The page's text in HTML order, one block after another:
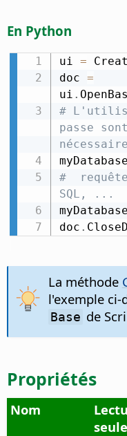
En Python
ui =
doc =
ui .
#
passe
nécessaire
#
SQL, ...
myDatabase
doc .
La méthode
l'exemple ci-
Base de
Propriétés
Nom
seule